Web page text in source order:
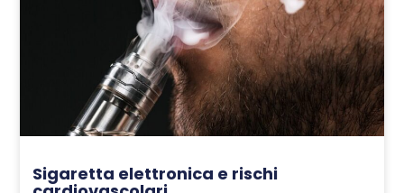
Sigaretta elettronica e rischi